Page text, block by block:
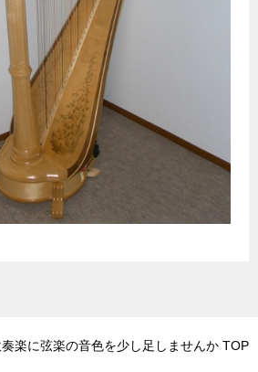
楽に弦楽の音色を少し足しませんか TOP